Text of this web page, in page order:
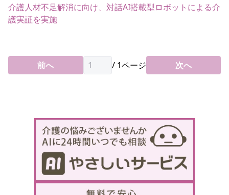
介護人材不足解消に向け、対話AI搭載型ロボットによる介
護実証を実施
前へ / 1ページ 次へ